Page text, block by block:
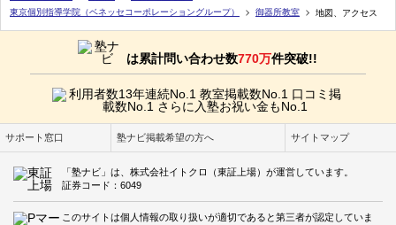
東京個別指導学院（ベネッセコーポレーショングループ）
御器所教室 地図、アクセス
は累計問い合わせ数770万件突破!!
サポート窓口 塾ナビ掲載希望の方へ サイトマップ
「塾ナビ」は、株式会社イトクロ（東証上場）が運営しています。
証券コード：6049
このサイトは個人情報の取り扱いが適切であると第三者が認定していま